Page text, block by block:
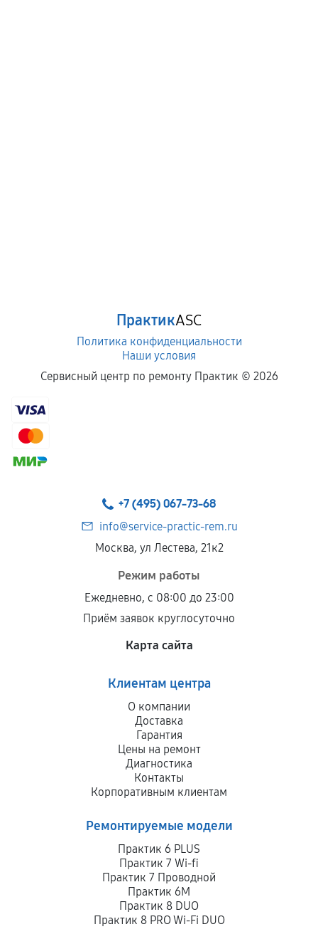
ПрактикASC
Политика конфиденциальности
Наши условия
Сервисный центр по ремонту Практик © 2026
+7 (495) 067-73-68
info@service-practic-rem.ru
Москва, ул Лестева, 21к2
Режим работы
Ежедневно, с 08:00 до 23:00
Приём заявок круглосуточно
Карта сайта
Клиентам центра
О компании
Доставка
Гарантия
Цены на ремонт
Диагностика
Контакты
Корпоративным клиентам
Ремонтируемые модели
Практик 6 PLUS
Практик 7 Wi-fi
Практик 7 Проводной
Практик 6M
Практик 8 DUO
Практик 8 PRO Wi-Fi DUO